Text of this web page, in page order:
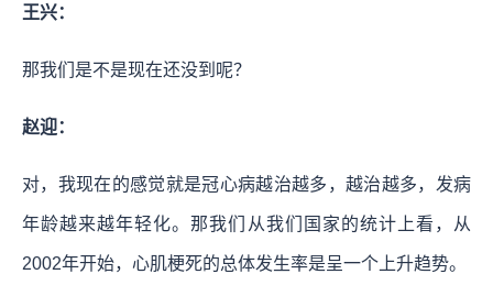
王兴：
那我们是不是现在还没到呢？
赵迎：
对，我现在的感觉就是冠心病越治越多，越治越多，发病
年龄越来越年轻化。那我们从我们国家的统计上看，从
2002年开始，心肌梗死的总体发生率是呈一个上升趋势。